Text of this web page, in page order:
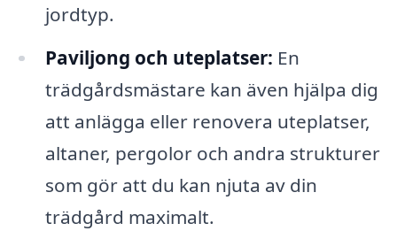
jordtyp.
Paviljong och uteplatser: En
trädgårdsmästare kan även hjälpa dig
att anlägga eller renovera uteplatser,
altaner, pergolor och andra strukturer
som gör att du kan njuta av din
trädgård maximalt.